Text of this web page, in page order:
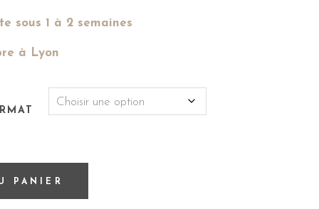
sous 1 à 2 semaines
à Lyon
PANIER